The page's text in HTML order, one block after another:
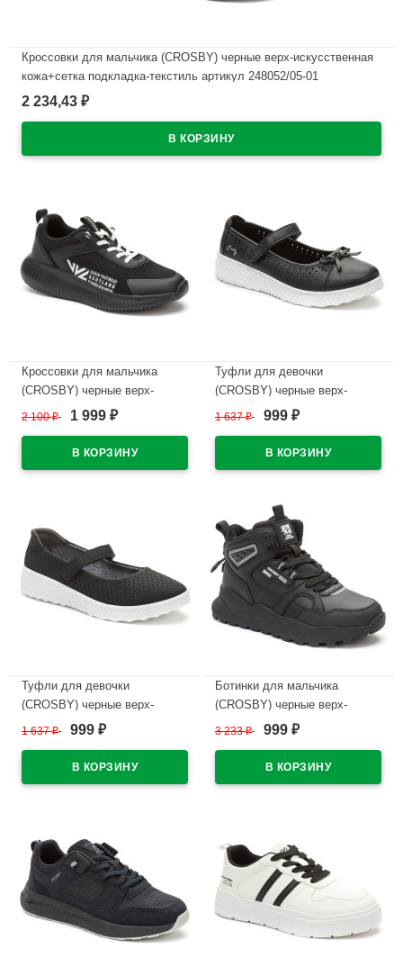
Кроссовки для мальчика (CROSBY) черные верх-искусственная
кожа+сетка подкладка-текстиль артикул 248052/05-01
В наличии
2 234,43 ₽
Кроссовки для мальчика
(CROSBY) черные верх-
искусственная кожа+сетка
248052/04-02
2 100₽ 1 999 ₽
Туфли для девочки
(CROSBY) черные верх-
искусственный нубук
размерный ряд 33-38
арт.248002/06-03
1 637₽ 999 ₽
Туфли для девочки
(CROSBY) черные верх-
искусственный нубук
размерный ряд 34-
38арт.248002/03-04
1 637₽ 999 ₽
Ботинки для мальчика
(CROSBY) черные верх-
искусственная кожа
248298/02-01
3 233₽ 999 ₽